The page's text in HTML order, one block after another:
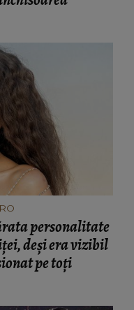
personalitate
deși era vizibil
pe toți